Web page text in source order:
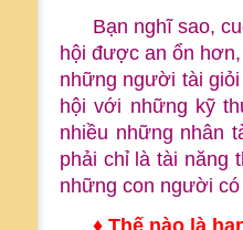
Bạn nghĩ sao,
hội được an ổn
những người tài
hội với những kỹ
nhiều những nhân
phải chỉ là tài năng
những con người có
♦ Thế nào là